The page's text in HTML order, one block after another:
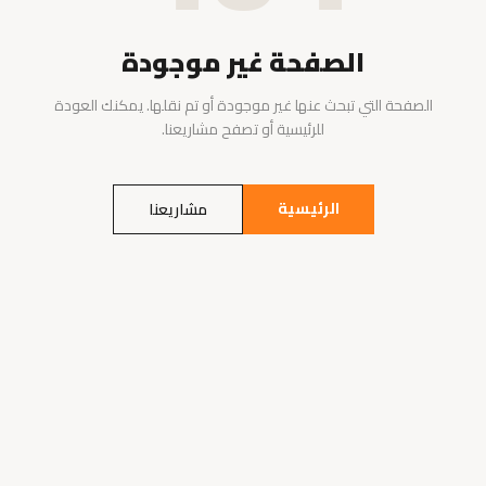
الصفحة غير موجودة
الصفحة التي تبحث عنها غير موجودة أو تم نقلها. يمكنك العودة
للرئيسية أو تصفح مشاريعنا.
الرئيسية مشاريعنا